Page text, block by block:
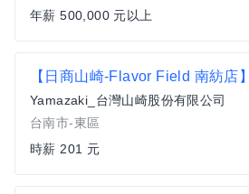
年薪 500,000 元以上
【日商山崎-Flavor Field 南紡店
Yamazaki_台灣山崎股份有限公司
台南市-東區
時薪 201 元